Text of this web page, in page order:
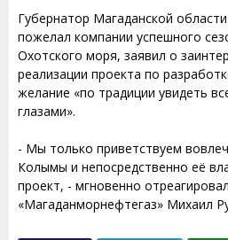
Губернатор Магаданской
пожелал компании успешного
Охотского моря, заявил о
реализации проекта по
желание «по традиции увидеть
глазами».
- Мы только приветствуем
Колымы и непосредственно её
проект, - мгновенно
«Магаданморнефтегаз» Михаил